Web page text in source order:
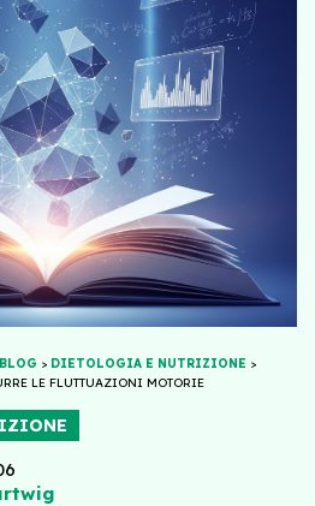
BLOG > DIETOLOGIA E NUTRIZIONE >
LE FLUTTUAZIONI MOTORIE